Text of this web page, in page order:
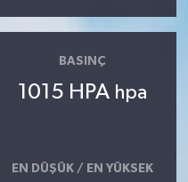
BASINÇ
1015 HPA hpa
EN DÜŞÜK / EN YÜKSEK